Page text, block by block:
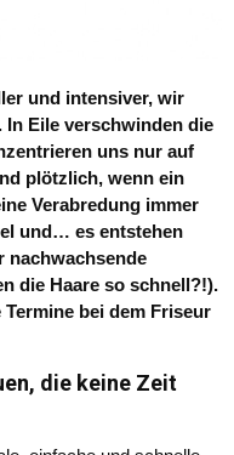
und intensiver, wir
In Eile verschwinden die
uns nur auf
plötzlich, wenn ein
Verabredung immer
und… es entstehen
nachwachsende
die Haare so schnell?!).
bei dem Friseur
die keine Zeit